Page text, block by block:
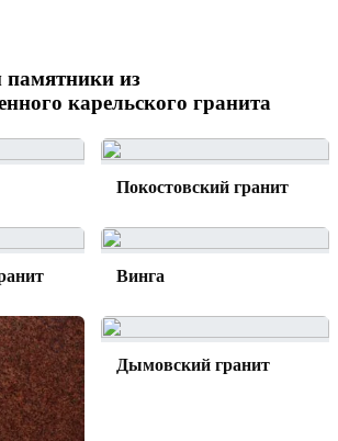
памятники из
карельского гранита
Покостовский гранит
Винга
Дымовский гранит